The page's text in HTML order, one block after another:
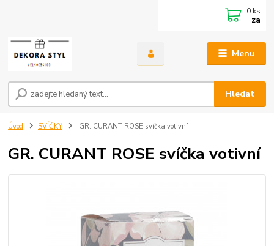
Menu
Hledat
0 ks
za
Úvod SVÍČKY GR. CURANT ROSE svíčka votivní
GR. CURANT ROSE svíčka votivní